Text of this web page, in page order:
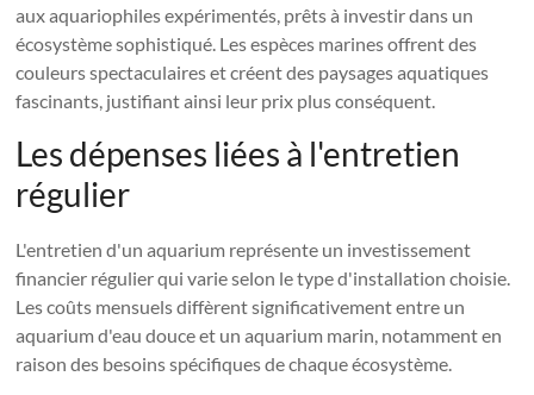
aux aquariophiles expérimentés, prêts à investir dans un
écosystème sophistiqué. Les espèces marines offrent des
couleurs spectaculaires et créent des paysages aquatiques
fascinants, justifiant ainsi leur prix plus conséquent.
Les dépenses liées à l'entretien
régulier
L'entretien d'un aquarium représente un investissement
financier régulier qui varie selon le type d'installation choisie.
Les coûts mensuels diffèrent significativement entre un
aquarium d'eau douce et un aquarium marin, notamment en
raison des besoins spécifiques de chaque écosystème.